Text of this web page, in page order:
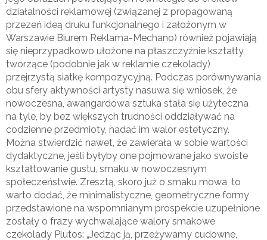
działalności reklamowej (związanej z propagowaną
przezeń ideą druku funkcjonalnego i założonym w
Warszawie Biurem Reklama-Mechano) również pojawiają
się nieprzypadkowo ułożone na płaszczyźnie kształty,
tworzące (podobnie jak w reklamie czekolady)
przejrzystą siatkę kompozycyjną. Podczas porównywania
obu sfery aktywności artysty nasuwa się wniosek, że
nowoczesna, awangardowa sztuka stała się użyteczna
na tyle, by bez większych trudności oddziaływać na
codzienne przedmioty, nadać im walor estetyczny.
Można stwierdzić nawet, że zawierała w sobie wartości
dydaktyczne, jeśli byłyby one pojmowane jako swoiste
kształtowanie gustu, smaku w nowoczesnym
społeczeństwie. Zresztą, skoro już o smaku mowa, to
warto dodać, że minimalistyczne, geometryczne formy
przedstawione na wspomnianym prospekcie uzupełnione
zostały o frazy wychwalające walory smakowe
czekolady Plutos: „Jedząc ją, przeżywamy cudowne,